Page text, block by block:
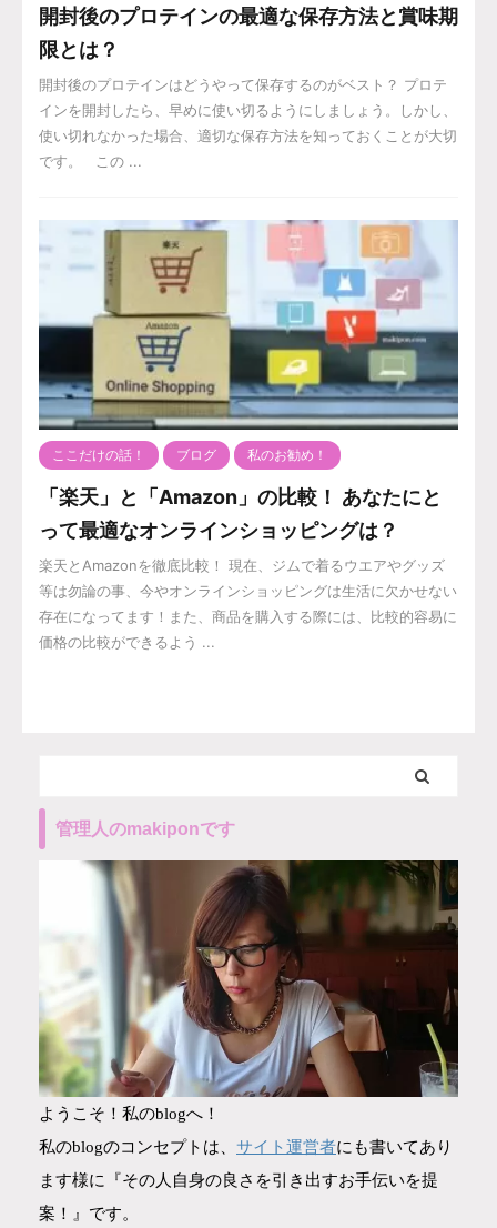
開封後のプロテインの最適な保存方法と賞味期
限とは？
開封後のプロテインはどうやって保存するのがベスト？ プロテ
インを開封したら、早めに使い切るようにしましょう。しかし、
使い切れなかった場合、適切な保存方法を知っておくことが大切
です。 この ...
ここだけの話！ ブログ 私のお勧め！
「楽天」と「Amazon」の比較！ あなたにと
って最適なオンラインショッピングは？
楽天とAmazonを徹底比較！ 現在、ジムで着るウエアやグッズ
等は勿論の事、今やオンラインショッピングは生活に欠かせない
存在になってます！また、商品を購入する際には、比較的容易に
価格の比較ができるよう ...
管理人のmakiponです
ようこそ！私のblogへ！
私のblogのコンセプトは、 サイト運営者にも書いてあり
ます様に『その人自身の良さを引き出すお手伝いを提
案！』です。